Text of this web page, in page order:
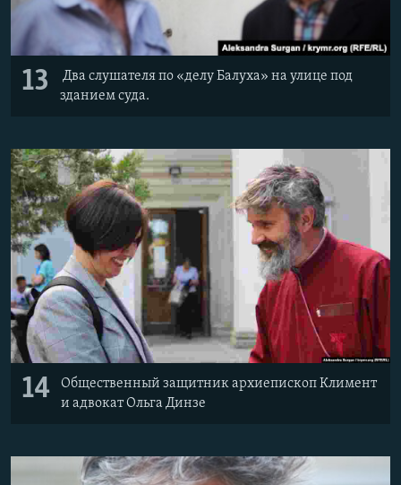
13
Два слушателя по «делу Балуха» на улице под
зданием суда.
14
Общественный защитник архиепископ Климент
и адвокат Ольга Динзе